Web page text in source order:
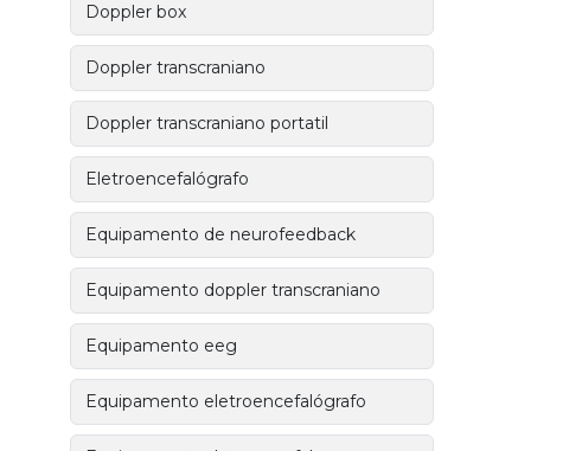
Doppler box
Doppler transcraniano
Doppler transcraniano portatil
Eletroencefalógrafo
Equipamento de neurofeedback
Equipamento doppler transcraniano
Equipamento eeg
Equipamento eletroencefalógrafo